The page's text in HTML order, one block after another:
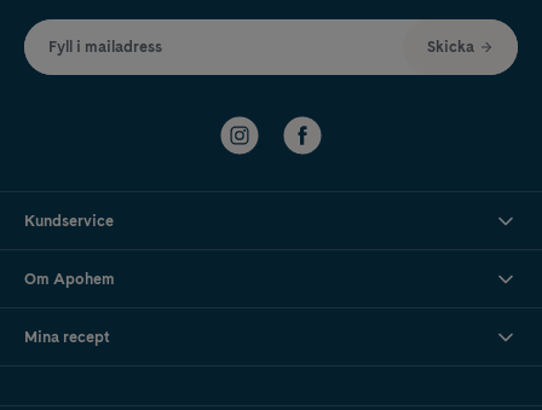
Fyll i mailadress Skicka
Kundservice
Om Apohem
Mina recept